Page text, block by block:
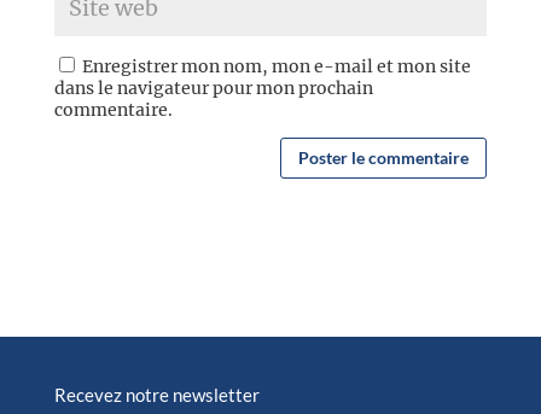
Enregistrer mon nom, mon e-mail et mon site
dans le navigateur pour mon prochain
commentaire.
Recevez notre newsletter